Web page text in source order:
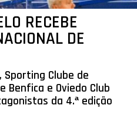
RECEBE
DE
Sporting Clube de
Benfica e Oviedo Club
da 4.ª edição